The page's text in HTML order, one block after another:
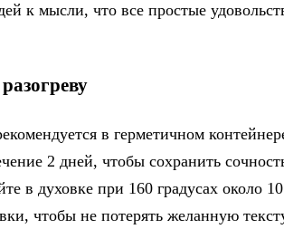
к мысли, что все простые
в герметичном
2 дней, чтобы сохранить
в духовке при 160 градусах около
чтобы не потерять желанную